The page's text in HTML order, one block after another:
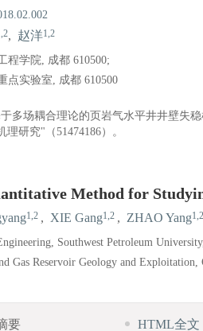
, 赵洋1,2
程学院, 成都 610500;
点实验室, 成都 610500
多场耦合理论的页岩气水平井井壁失
研究"（51474186）。
Method for
1,2 , XIE Gang1,2 , ZHAO Yang1,2
Southwest Petroleum
Gas Reservoir Geology and Exploitation,
要 HTML全文